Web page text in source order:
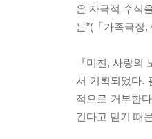
은 자극적 수식
는”(「가족극장
『미친, 사랑
서 기획되었다.
적으로 거부한
긴다고 믿기 때